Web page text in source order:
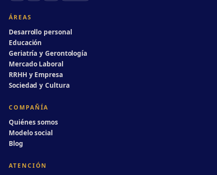
ÁREAS
Desarrollo personal
Educación
Geriatría y Gerontología
Mercado Laboral
RRHH y Empresa
Sociedad y Cultura
COMPAÑÍA
Quiénes somos
Modelo social
Blog
ATENCIÓN